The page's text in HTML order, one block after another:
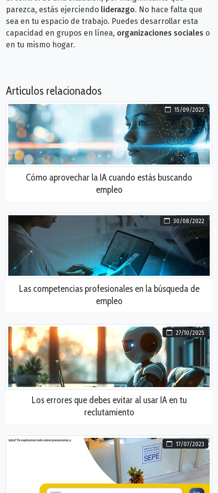
parezca, estás ejerciendo liderazgo. No hace falta que
sea en tu espacio de trabajo. Puedes desarrollar esta
capacidad en grupos en línea, organizaciones sociales o
en tu mismo hogar.
Artículos relacionados
15/09/2025
Cómo aprovechar la IA cuando estás buscando
empleo
30/08/2022
Las competencias profesionales en la búsqueda de
empleo
27/10/2025
Los errores que debes evitar al usar IA en tu
reclutamiento
17/07/2023